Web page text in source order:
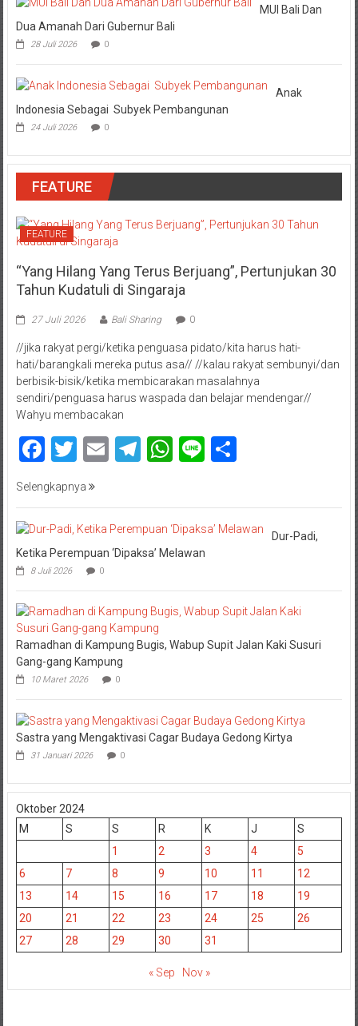
MUI Bali Dan
Dua Amanah Dari Gubernur Bali
28 Juli 2026 0
Anak
Indonesia Sebagai Subyek Pembangunan
24 Juli 2026 0
FEATURE
FEATURE
“Yang Hilang Yang Terus Berjuang”, Pertunjukan 30
Tahun Kudatuli di Singaraja
27 Juli 2026 Bali Sharing 0
//jika rakyat pergi/ketika penguasa pidato/kita harus hati-
hati/barangkali mereka putus asa// //kalau rakyat sembunyi/dan
berbisik-bisik/ketika membicarakan masalahnya
sendiri/penguasa harus waspada dan belajar mendengar//
Wahyu membacakan
Facebook
Twitter
EmailTelegram
WhatsApp
LineShare
Selengkapnya
Dur-Padi,
Ketika Perempuan ‘Dipaksa’ Melawan
8 Juli 2026 0
Ramadhan di Kampung Bugis, Wabup Supit Jalan Kaki Susuri
Gang-gang Kampung
10 Maret 2026 0
Sastra yang Mengaktivasi Cagar Budaya Gedong Kirtya
31 Januari 2026 0
Oktober 2024
M
S S R K J
S
1
2 3 4
5
6
7 8 9 10 11
12
13
14 15 16 17 18
19
20
21 22 23 24 25
26
27
28 29 30 31
« Sep Nov »